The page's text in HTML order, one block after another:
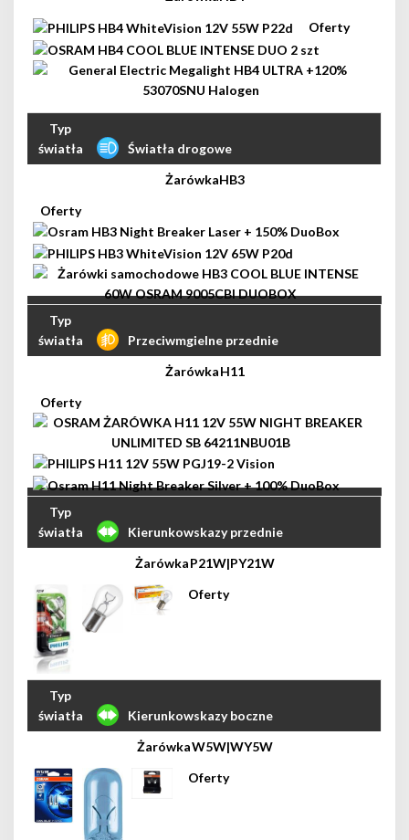
Światła drogowe
HB3
Przeciwmgielne przednie
H11
Kierunkowskazy przednie
P21W|PY21W
Kierunkowskazy boczne
W5W|WY5W